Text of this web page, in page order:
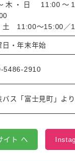
木・日 11:00～
土 11:00～15:00／
日・年末年始
5486-2910
バス「富士見町」よ
イト へ